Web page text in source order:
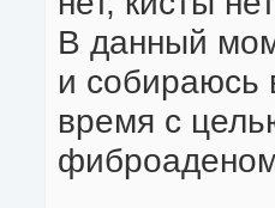
В данный
и собираюсь
время с